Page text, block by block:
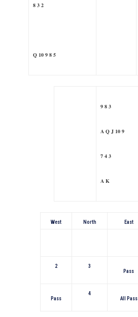
8 3 2
Q 10 9 8 5
9 8 3
A Q J 10 9
7 4 3
A K
West North East
2
3
Pass
Pass
4
All Pass